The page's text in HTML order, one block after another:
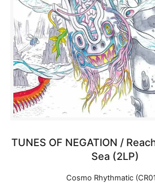
TUNES OF NEGATION /
Sea (2LP)
Cosmo Rhythmatic